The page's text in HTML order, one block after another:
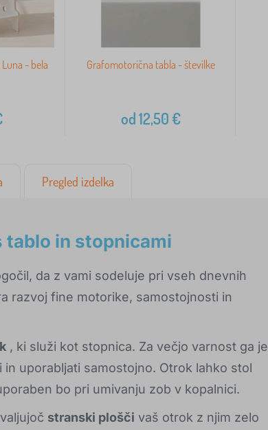
- bela Grafomotorična tabla - številke
od12,50€
Pregled izdelka
tablo in stopnicami
da z vami sodeluje pri vseh dnevnih
razvoj fine motorike, samostojnosti in
, ki služi kot stopnica. Za večjo varnost ga je
uporabljati samostojno. Otrok lahko stol
bo pri umivanju zob v kopalnici.
stranski plošči vaš otrok z njim zelo